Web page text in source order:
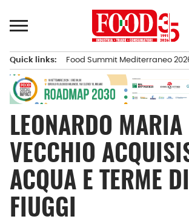
al
principale
Quick links: Food Summit Mediterraneo
LEONARDO MARIA
VECCHIO
ACQUA E TERME DI
FIUGGI